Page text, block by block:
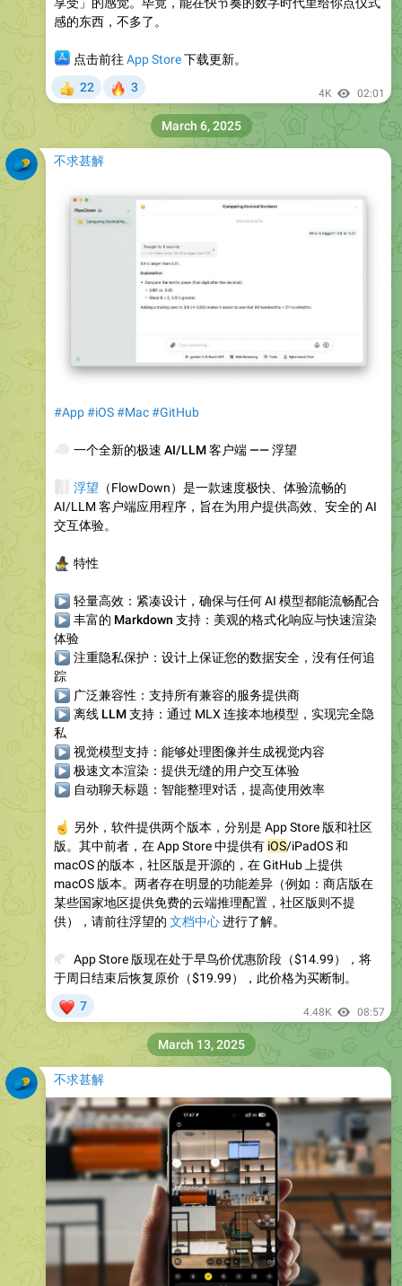
感的东西，不多了。
点击前往 App Store下载更新。
22 3 4K 02:01
不求甚解
#App#iOS#Mac#GitHub
一个全新的极速 AI/LLM 客户端 —— 浮望
浮望 （FlowDown）是一款速度极快、体验流畅的
AI/LLM 客户端应用程序，旨在为用户提供高效、安全的 AI
交互体验。
特性
轻量高效 ：紧凑设计，确保与任何 AI 模型都能流畅配合
丰富的 Markdown 支持：美观的格式化响应与快速渲染
体验
注重隐私保护 ：设计上保证您的数据安全，没有任何追
踪
广泛兼容性 ：支持所有兼容的服务提供商
离线 LLM 支持：通过 MLX 连接本地模型，实现完全隐
私
视觉模型支持：能够处理图像并生成视觉内容
极速文本渲染 ：提供无缝的用户交互体验
自动聊天标题 ：智能整理对话，提高使用效率
另外，软件提供两个版本，分别是 App Store 版和社区
版。其中前者，在 App Store 中提供有 iOS/iPadOS 和
macOS 的版本，社区版是开源的，在 GitHub 上提供
macOS 版本。两者存在明显的功能差异（例如：商店版在
某些国家地区提供免费的云端推理配置，社区版则不提
供），请前往浮望的 文档中心进行了解。
App Store 版现在处于早鸟价优惠阶段（$14.99），将
于周日结束后恢复原价（$19.99），此价格为买断制。
7 4.48K 08:57
March 6, 2025
不求甚解
March 13, 2025